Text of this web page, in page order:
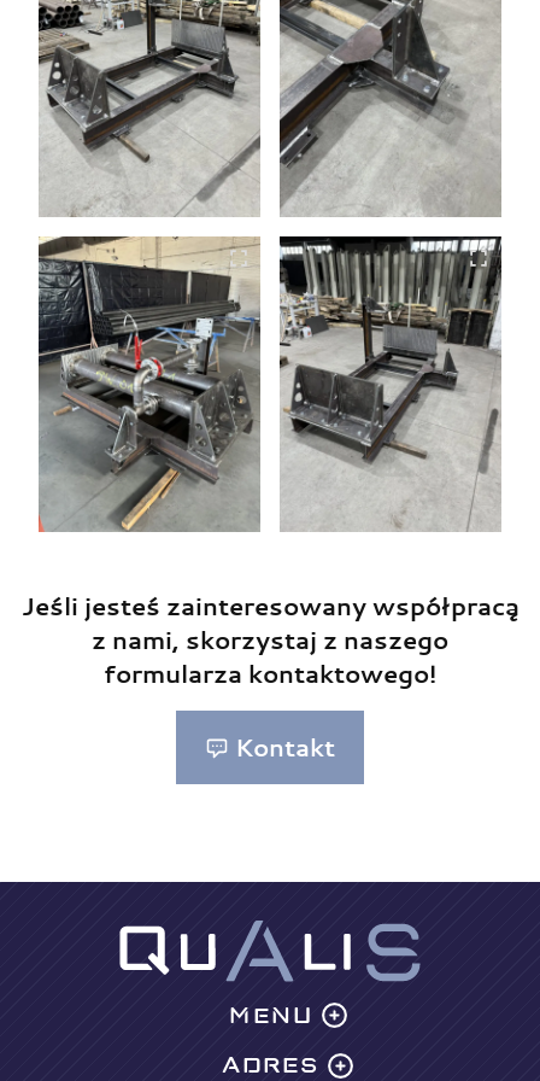
Jeśli jesteś zainteresowany współpracą
z nami, skorzystaj z naszego
formularza kontaktowego!
Kontakt
MENU
Oferta
ADRES